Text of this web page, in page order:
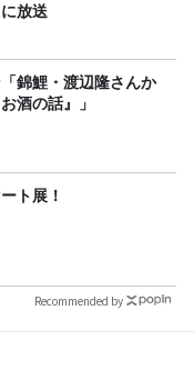
放送
酒の話』」
ト展！
Recommended by